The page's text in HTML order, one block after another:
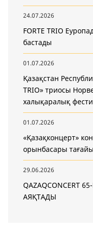
24.07.2026
FORTE TRIO
бастады
01.07.2026
Қазақстан
TRIO» триосы
халықаралық
01.07.2026
«Қазақконцерт»
орынбасары
29.06.2026
QAZAQCONCERT
АЯҚТАДЫ